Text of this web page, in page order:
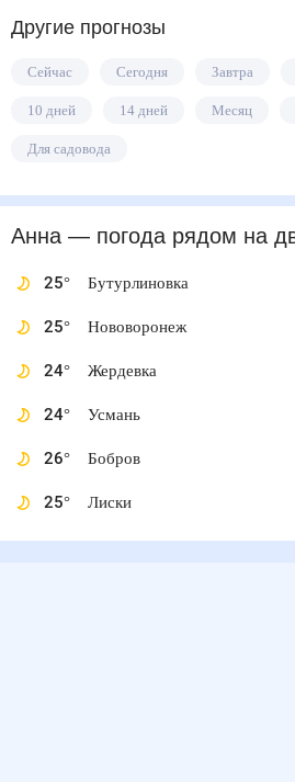
Другие прогнозы
Сейчас Сегодня Завтра
10 дней 14 дней Месяц
Для садовода
Анна — погода рядомна
25° Бутурлиновка
25° Нововоронеж
24° Жердевка
24° Усмань
26° Бобров
25° Лиски